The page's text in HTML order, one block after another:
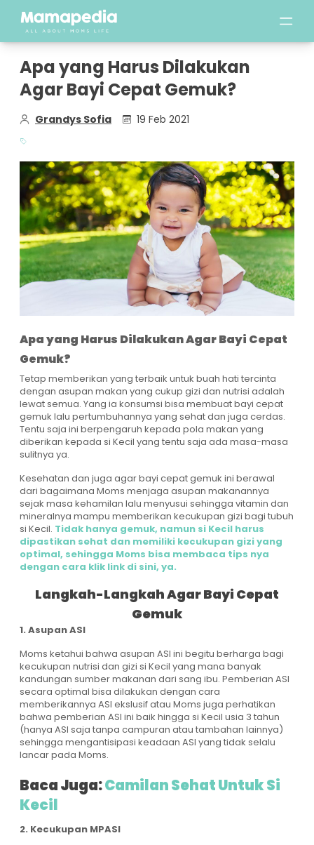
Apa yang Harus Dilakukan
Agar Bayi Cepat Gemuk?
Grandys Sofia 19 Feb 2021
Apa yang Harus Dilakukan Agar Bayi Cepat
Gemuk?
Tetap memberikan yang terbaik untuk buah hati tercinta
dengan asupan makan yang cukup gizi dan nutrisi adalah
lewat semua. Yang ia konsumsi bisa membuat bayi cepat
gemuk lalu pertumbuhannya yang sehat dan juga cerdas.
Tentu saja ini berpengaruh kepada pola makan yang
diberikan kepada si Kecil yang tentu saja ada masa-masa
sulitnya ya.
Kesehatan dan juga agar bayi cepat gemuk ini berawal
dari bagaimana Moms menjaga asupan makanannya
sejak masa kehamilan lalu menyusui sehingga vitamin dan
mineralnya mampu memberikan kecukupan gizi bagi tubuh
si Kecil. Tidak hanya gemuk, namun si Kecil harus
dipastikan sehat dan memiliki kecukupan gizi yang
optimal, sehingga Moms bisa membaca tips nya
dengan cara klik link di sini, ya.
Langkah-Langkah Agar Bayi Cepat
Gemuk
1. Asupan ASI
Moms ketahui bahwa asupan ASI ini begitu berharga bagi
kecukupan nutrisi dan gizi si Kecil yang mana banyak
kandungan sumber makanan dari sang ibu. Pemberian ASI
secara optimal bisa dilakukan dengan cara
memberikannya ASI ekslusif atau Moms juga perhatikan
bahwa pemberian ASI ini baik hingga si Kecil usia 3 tahun
(hanya ASI saja tanpa campuran atau tambahan lainnya)
sehingga mengantisipasi keadaan ASI yang tidak selalu
lancar pada Moms.
Baca Juga:Camilan Sehat Untuk Si
Kecil
2. Kecukupan MPASI